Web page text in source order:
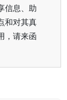
信息、助
和对其真
，请来函